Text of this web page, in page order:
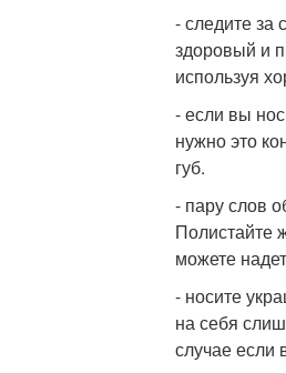
- следите за
здоровый и
используя
- если вы
нужно это
губ.
- пару слов
Полистайте
можете
- носите
на себя
случае если